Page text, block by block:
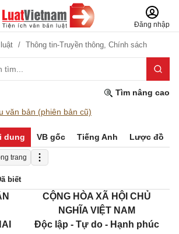
Đăng nhập
Thông tin-Truyền thông, Chính sách
Tìm nâng cao
văn bản (phiên bản cũ)
dung VB gốc Tiếng Anh Lược đồ
trang
biết
CỘNG HÒA XÃ HỘI CHỦ
NGHĨA VIỆT NAM
Độc lập - Tự do - Hạnh phúc